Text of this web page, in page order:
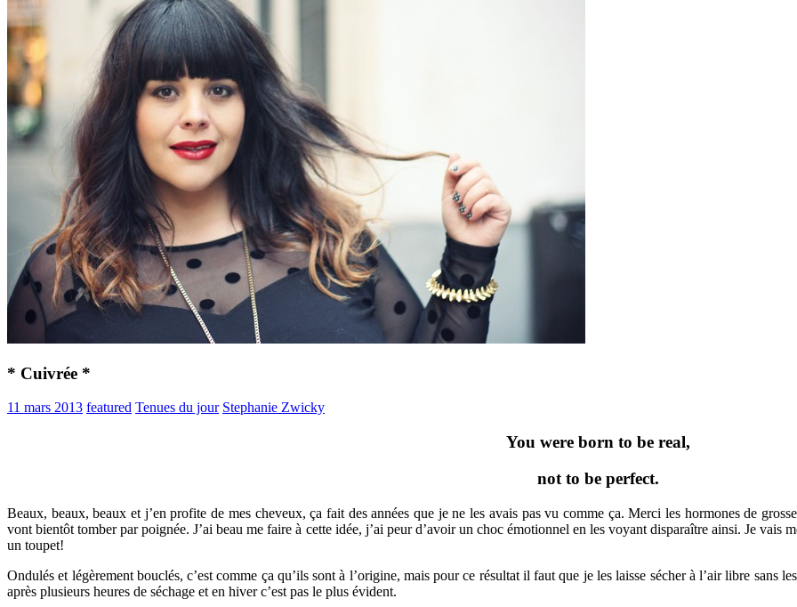
* Cuivrée *
11 mars 2013 featured Tenues du jour Stephanie Zwicky
You were born to be real,
not to be perfect.
Beaux, beaux, beaux et j’en profite de mes cheveux, ça fait des années que je ne les avais pas vu comme ça. Merci les hormones de
vont bientôt tomber par poignée. J’ai beau me faire à cette idée, j’ai peur d’avoir un choc émotionnel en les voyant disparaître ainsi. Je
un toupet!
Ondulés et légèrement bouclés, c’est comme ça qu’ils sont à l’origine, mais pour ce résultat il faut que je les laisse sécher à l’air libre
après plusieurs heures de séchage et en hiver c’est pas le plus évident.